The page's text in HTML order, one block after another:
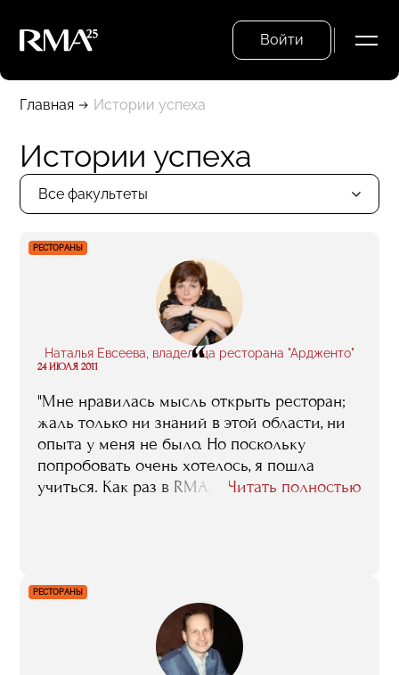
Войти
Главная Истории успеха
Истории успеха
Все факультеты
РЕСТОРАНЫ
Наталья Евсеева, владелица ресторана "Ардженто"
“
24 ИЮЛЯ 2011
"Мне нравилась мысль открыть ресторан;
жаль только ни знаний в этой области, ни
опыта у меня не было. Но поскольку
попробовать очень хотелось, я пошла
учиться. Как раз в RMA. До того я была
профильные знания, те, без которых не
обойтись именно ресторатору, мне дала
Читать полностью
РЕСТОРАНЫ